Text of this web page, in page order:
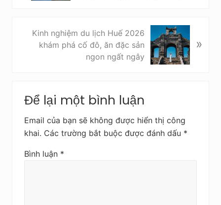
ớ
Kinh nghiệm du lịch Huế 2026
khám phá cố đô, ăn đặc sản
ngon ngất ngây
»
Reader
Interactions
Để lại một bình luận
Email của bạn sẽ không được hiển thị công
khai. Các trường bắt buộc được đánh dấu *
Bình luận *